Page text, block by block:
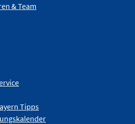
& Team
Tipps